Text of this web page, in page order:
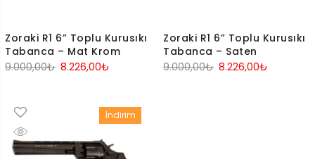
Zoraki R1 6” Toplu Kurusıkı
Tabanca – Mat Krom
9.000,00₺ Orijinal
8.226,00₺
8.226,00₺.
Zoraki R1 6” Toplu Kurusıkı
Tabanca – Saten
9.000,00₺ Orijinal
8.226,00₺
İndirim